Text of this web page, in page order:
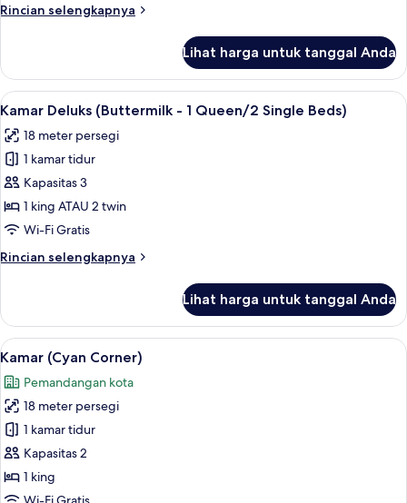
1
Single
Beds)
Rincian selengkapnya
Rincian
Kamar
Deluks
(Amber
Queen/
Single
Beds)
Lihat harga untuk tanggal Anda
Lihat
semua
foto
untuk
Kamar
Deluks
(Buttermilk
1
Beds)
Kamar Deluks (Buttermilk - 1
4
Kamar Deluks (Buttermilk - 1 Queen/2 Single Beds)
18 meter persegi
1 kamar tidur
Kapasitas 3
1 king ATAU 2 twin
Wi-Fi Gratis
Rincian selengkapnya
Rincian
Kamar
Deluks
(Buttermilk
Queen/2
Single
Beds)
Lihat harga untuk tanggal Anda
Lihat
semua
foto
untuk
Kamar
(Cyan
Corner)
Kamar (Cyan Corner) | Minibar,
4
Kamar (Cyan Corner)
Pemandangan kota
18 meter persegi
1 kamar tidur
Kapasitas 2
1 king